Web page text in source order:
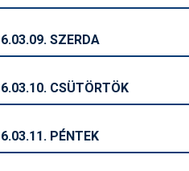
SZERDA
CSÜTÖRTÖK
PÉNTEK